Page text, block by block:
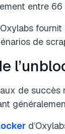
entre 66
de
de